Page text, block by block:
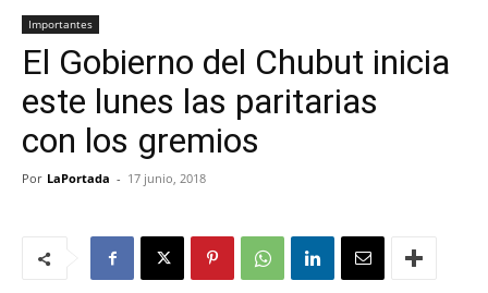
Portada
Importantes
El Gobierno del Chubut inicia
este lunes las paritarias
con los gremios
Por LaPortada - 17 junio, 2018